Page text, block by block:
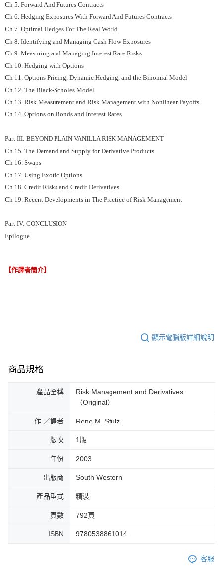
Ch 5. Forward And Futures Contracts
Ch 6. Hedging Exposures With Forward And Futures Contracts
Ch 7. Optimal Hedges For The Real World
Ch 8. Identifying and Managing Cash Flow Exposures
Ch 9. Measuring and Managing Interest Rate Risks
Ch 10. Hedging with Options
Ch 11. Options Pricing, Dynamic Hedging, and the Binomial Model
Ch 12. The Black-Scholes Model
Ch 13. Risk Measurement and Risk Management with Nonlinear Payoffs
Ch 14. Options on Bonds and Interest Rates
Part III: BEYOND PLAIN VANILLA RISK MANAGEMENT
Ch 15. The Demand and Supply for Derivative Products
Ch 16. Swaps
Ch 17. Using Exotic Options
Ch 18. Credit Risks and Credit Derivatives
Ch 19. Recent Developments in The Practice of Risk Management
Part IV: CONCLUSION
Epilogue
【作譯者簡介】
顯示電腦版詳細說明
商品規格
產品全稱
Risk Management and Derivatives
（Original）
作 ／譯者 Rene M. Stulz
版次 1版
年份 2003
出版商 South Western
產品型式 精裝
頁數 792頁
ISBN 9780538861014
客服